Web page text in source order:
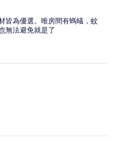
皆為優選。唯房間有螞蟻，蚊
無法避免就是了